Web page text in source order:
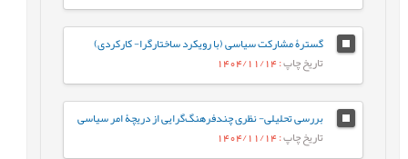
گسترۀ مشارکت سیاسی (با رویکرد ساختارگرا- کارکردی)
تاریخ چاپ: 1404/11/14
بررسی تحلیلی- نظری چندفرهنگ‌گرایی از دریچۀ امر سیاسی
تاریخ چاپ: 1404/11/14